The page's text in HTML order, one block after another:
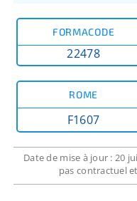
FORMACODE
22478
ROME
F1607
Date de mise à jour : 20
pas contractuel